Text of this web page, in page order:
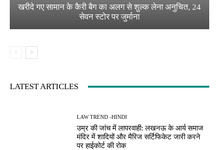
खरीदे गए सामान के कैरी बैग का अलग से शुल्क लेना अनुचित, 24
सेवन स्टोर पर जुर्माना
LATEST ARTICLES
LAW TREND -HINDI
उम्र की जांच में लापरवाही: लखनऊ के आर्य समाज
मंदिर में शादियों और मैरिज सर्टिफिकेट जारी करने
पर हाईकोर्ट की रोक